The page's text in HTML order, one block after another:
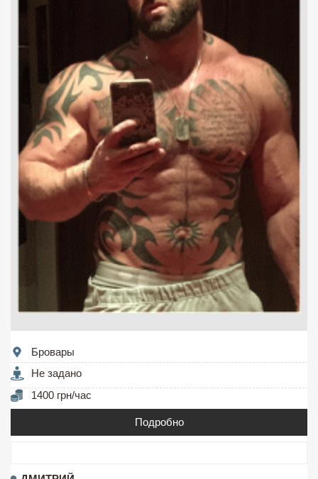
Бровары
Не задано
1400 грн/час
Подробно